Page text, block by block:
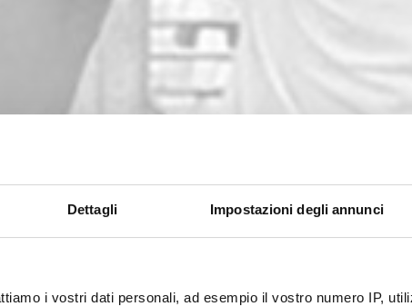
Dettagli Impostazioni degli annunci
i vostri dati personali, ad esempio il vostro numero IP,